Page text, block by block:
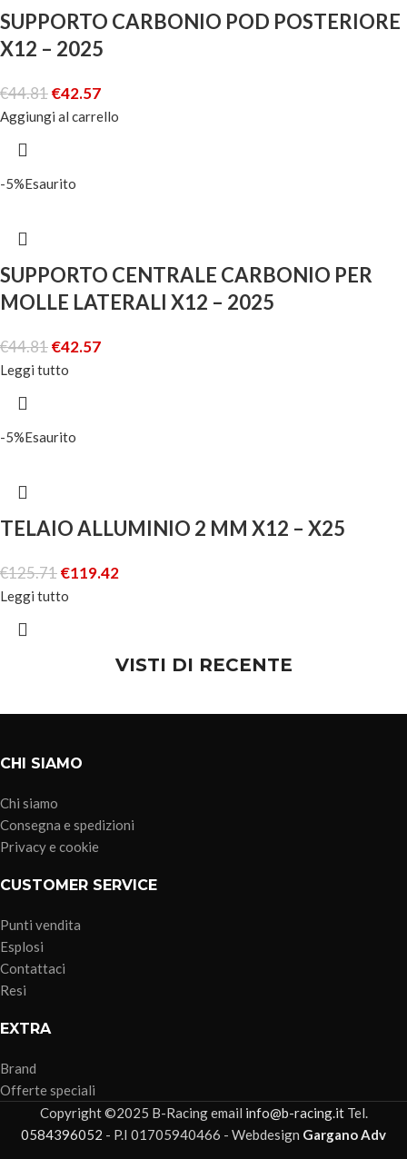
SUPPORTO CARBONIO POD POSTERIORE
X12 – 2025
€44.81€42.57
Aggiungi al carrello
-5%Esaurito
SUPPORTO CENTRALE CARBONIO PER
MOLLE LATERALI X12 – 2025
€44.81€42.57
Leggi tutto
-5%Esaurito
TELAIO ALLUMINIO 2 MM X12 – X25
€125.71€119.42
Leggi tutto
VISTI DI RECENTE
CHI SIAMO
Chi siamo
Consegna e spedizioni
Privacy e cookie
CUSTOMER SERVICE
Punti vendita
Esplosi
Contattaci
Resi
EXTRA
Brand
Offerte speciali
Copyright ©2025 B-Racing email info@b-racing.itTel.
0584396052 - P.I 01705940466 - Webdesign Gargano Adv